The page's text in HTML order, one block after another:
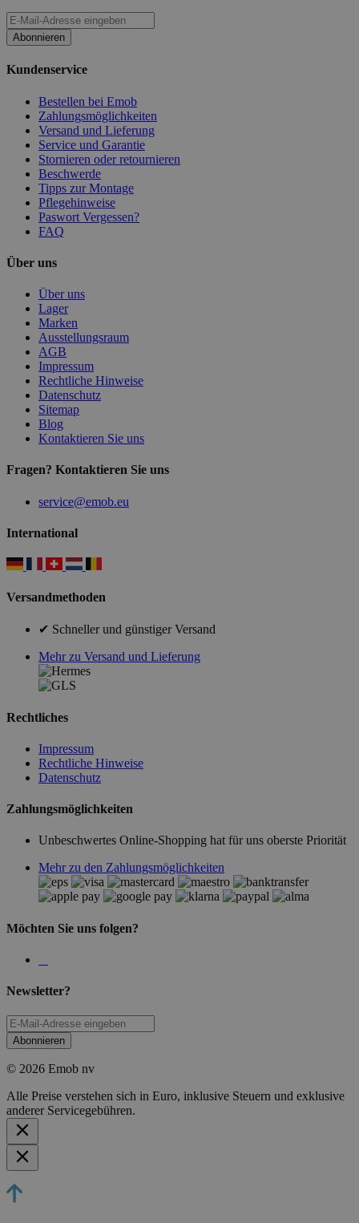
Abonnieren
Kundenservice
Bestellen bei Emob
Zahlungsmöglichkeiten
Versand und Lieferung
Service und Garantie
Stornieren oder retournieren
Beschwerde
Tipps zur Montage
Pflegehinweise
Paswort Vergessen?
FAQ
Über uns
Über uns
Lager
Marken
Ausstellungsraum
AGB
Impressum
Rechtliche Hinweise
Datenschutz
Sitemap
Blog
Kontaktieren Sie uns
Fragen? Kontaktieren Sie uns
service@emob.eu
International
Versandmethoden
✔ Schneller und günstiger Versand
Mehr zu Versand und Lieferung
Rechtliches
Impressum
Rechtliche Hinweise
Datenschutz
Zahlungsmöglichkeiten
Unbeschwertes Online-Shopping hat für uns oberste Priorität
Mehr zu den Zahlungsmöglichkeiten
Möchten Sie uns folgen?
Newsletter?
Abonnieren
© 2026 Emob nv
Alle Preise verstehen sich in Euro, inklusive Steuern und exklusive
anderer Servicegebühren.